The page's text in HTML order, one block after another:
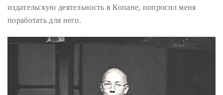
издательскую деятельность в Копане, попросил меня
поработать для него.